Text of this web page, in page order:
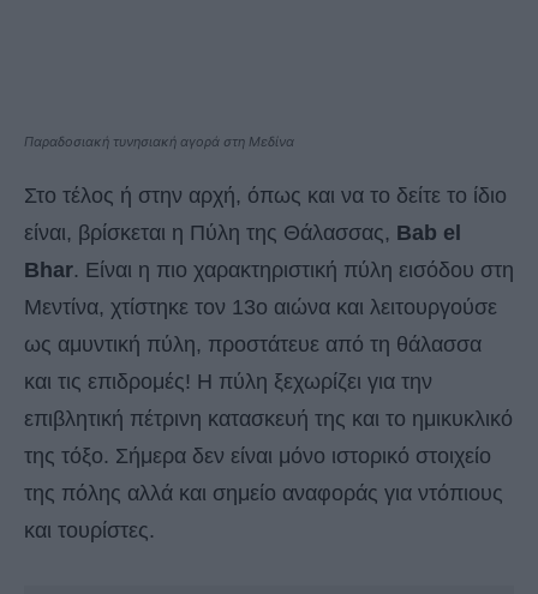
Παραδοσιακή τυνησιακή αγορά στη Μεδίνα
Στο τέλος ή στην αρχή, όπως και να το δείτε το ίδιο
είναι, βρίσκεται η Πύλη της Θάλασσας, Bab el
Bhar. Είναι η πιο χαρακτηριστική πύλη εισόδου στη
Μεντίνα, χτίστηκε τον 13ο αιώνα και λειτουργούσε
ως αμυντική πύλη, προστάτευε από τη θάλασσα
και τις επιδρομές! Η πύλη ξεχωρίζει για την
επιβλητική πέτρινη κατασκευή της και το ημικυκλικό
της τόξο. Σήμερα δεν είναι μόνο ιστορικό στοιχείο
της πόλης αλλά και σημείο αναφοράς για ντόπιους
και τουρίστες.